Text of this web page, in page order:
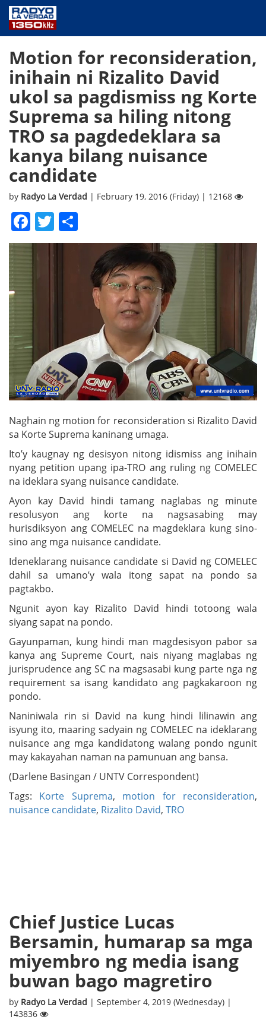
PUBLIC SERVICE
ANNOUNCEMENTS
PROGRAMS
ABOUT
CONTACT US
Motion for reconsideration,
inihain ni Rizalito David
ukol sa pagdismiss ng Korte
Suprema sa hiling nitong
TRO sa pagdedeklara sa
kanya bilang nuisance
candidate
by Radyo La Verdad | February 19, 2016 (Friday) | 12168
Facebook
Twitter
Naghain ng motion for reconsideration si Rizalito David
sa Korte Suprema kaninang umaga.
Ito’y kaugnay ng desisyon nitong idismiss ang inihain
nyang petition upang ipa-TRO ang ruling ng COMELEC
na ideklara syang nuisance candidate.
Ayon kay David hindi tamang naglabas ng minute
resolusyon ang korte na nagsasabing may
hurisdiksyon ang COMELEC na magdeklara kung sino-
sino ang mga nuisance candidate.
Ideneklarang nuisance candidate si David ng COMELEC
dahil sa umano’y wala itong sapat na pondo sa
pagtakbo.
Ngunit ayon kay Rizalito David hindi totoong wala
siyang sapat na pondo.
Gayunpaman, kung hindi man magdesisyon pabor sa
kanya ang Supreme Court, nais niyang maglabas ng
jurisprudence ang SC na magsasabi kung parte nga ng
requirement sa isang kandidato ang pagkakaroon ng
pondo.
Naniniwala rin si David na kung hindi lilinawin ang
isyung ito, maaring sadyain ng COMELEC na ideklarang
nuisance ang mga kandidatong walang pondo ngunit
may kakayahan naman na pamunuan ang bansa.
(Darlene Basingan / UNTV Correspondent)
Tags: Korte Suprema, motion for reconsideration,
nuisance candidate, Rizalito David, TRO
Chief Justice Lucas
Bersamin, humarap sa mga
miyembro ng media isang
buwan bago magretiro
by Radyo La Verdad | September 4, 2019 (Wednesday) |
143836